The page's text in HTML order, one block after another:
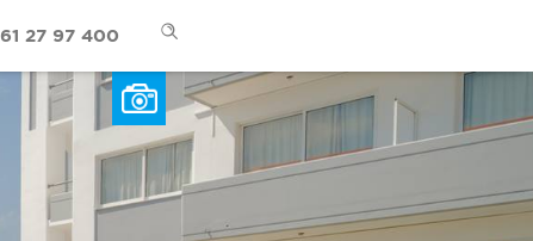
61 27 97 400